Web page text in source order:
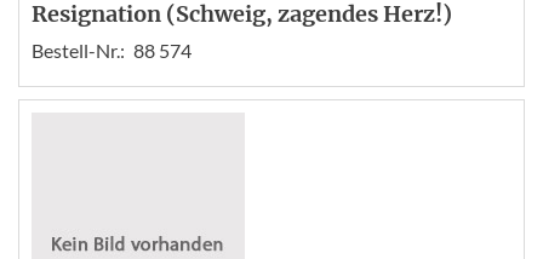
Resignation (Schweig, zagendes Herz!)
Bestell-Nr.: 88 574